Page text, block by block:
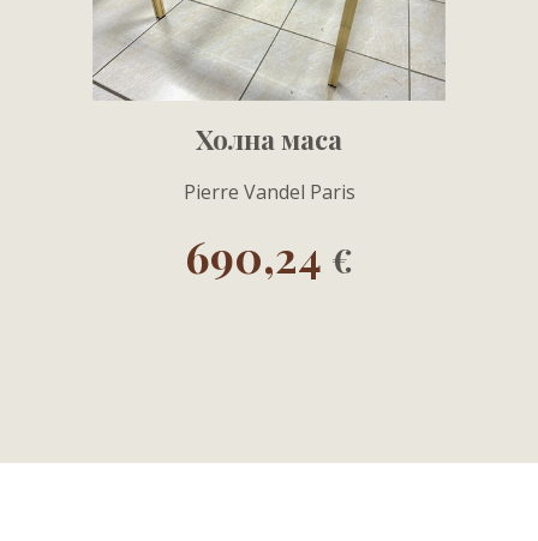
Холна маса
Pierre Vandel Paris
690,24 €